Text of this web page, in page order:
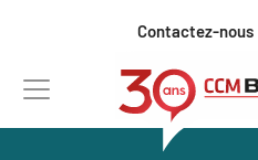
principal
Contactez-nous